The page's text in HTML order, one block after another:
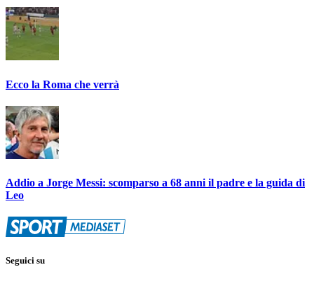
Ecco la Roma che verrà
Addio a Jorge Messi: scomparso a 68 anni il padre e la guida di
Leo
Seguici su